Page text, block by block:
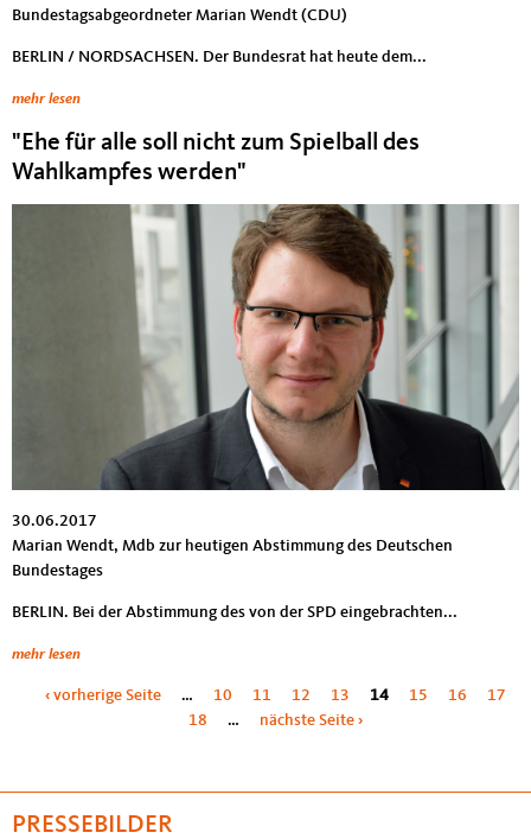
Bundestagsabgeordneter Marian Wendt (CDU)
BERLIN / NORDSACHSEN. Der Bundesrat hat heute dem...
mehr lesen
"Ehe für alle soll nicht zum Spielball des
Wahlkampfes werden"
30.06.2017
Marian Wendt, Mdb zur heutigen Abstimmung des Deutschen
Bundestages
BERLIN. Bei der Abstimmung des von der SPD eingebrachten...
mehr lesen
Seiten
‹ vorherige Seite … 10 11 12 13 14 15 16
17
18
… nächste Seite ›
PRESSEBILDER